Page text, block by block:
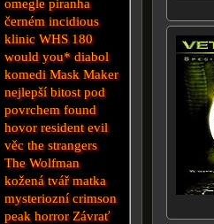
omegle piranha
černém incidious
klinic WHS 180
would you* diabol
komedi Mask Maker
nejlepší bitost pod
povrchemfound
hovor resident evil
věc the strangers
The Wolfman
kožená tvář matka
mysteriozní crimson
peakhorror Závrať